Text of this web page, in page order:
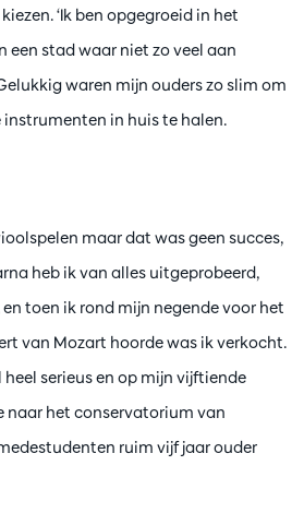
‘Ik ben opgegroeid in het
een stad waar niet zo veel aan
waren mijn ouders zo slim om
in huis te halen.
maar dat was geen succes,
heb ik van alles uitgeprobeerd,
toen ik rond mijn negende voor het
van Mozart hoorde was ik verkocht.
serieus en op mijn vijftiende
naar het conservatorium van
ruim vijf jaar ouder